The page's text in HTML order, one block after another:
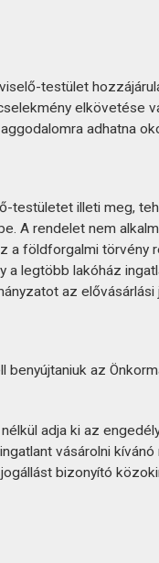
testület
elkövetése
adhatna
testületet illeti meg,
A rendelet nem
földforgalmi törvény
legtöbb lakóház
az
az
adja ki az
vásárolni
bizonyító